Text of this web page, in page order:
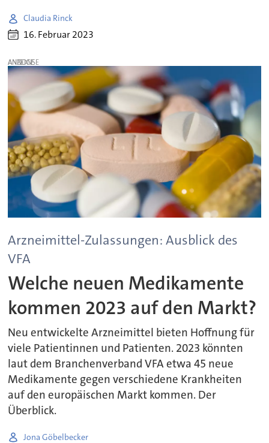
Claudia Rinck
16. Februar 2023
ANZEIGE
Arzneimittel-Zulassungen: Ausblick des
VFA
Welche neuen Medikamente
kommen 2023 auf den Markt?
Neu entwickelte Arzneimittel bieten Hoffnung für
viele Patientinnen und Patienten. 2023 könnten
laut dem Branchenverband VFA etwa 45 neue
Medikamente gegen verschiedene Krankheiten
auf den europäischen Markt kommen. Der
Überblick.
Jona Göbelbecker